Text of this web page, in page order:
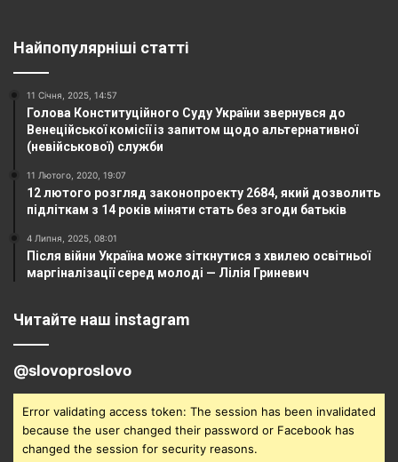
Найпопулярніші статті
11 Січня, 2025, 14:57
Голова Конституційного Суду України звернувся до
Венеційської комісії із запитом щодо альтернативної
(невійськової) служби
11 Лютого, 2020, 19:07
12 лютого розгляд законопроекту 2684, який дозволить
підліткам з 14 років міняти стать без згоди батьків
4 Липня, 2025, 08:01
Після війни Україна може зіткнутися з хвилею освітньої
маргіналізації серед молоді — Лілія Гриневич
Читайте наш instagram
@slovoproslovo
Error validating access token: The session has been invalidated
because the user changed their password or Facebook has
changed the session for security reasons.